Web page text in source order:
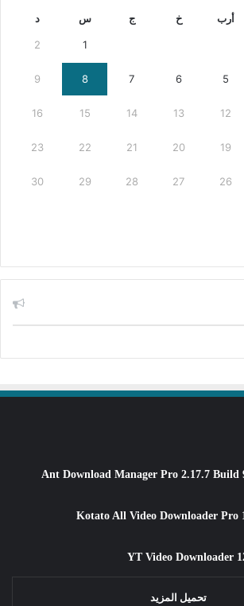
أرب خ ج س د
1
2
5
6
7
8
9
12
13
14
15
16
19
20
21
22
23
26
27
28
29
30
تحميل المزيد